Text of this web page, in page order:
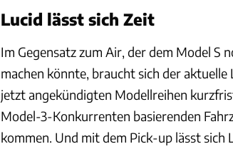
Lucid lässt sich Zeit
Im Gegensatz zum Air, der dem Model S
machen könnte, braucht sich der
jetzt angekündigten Modellreihen
Model-3-Konkurrenten basierenden
kommen. Und mit dem Pick-up lässt sich